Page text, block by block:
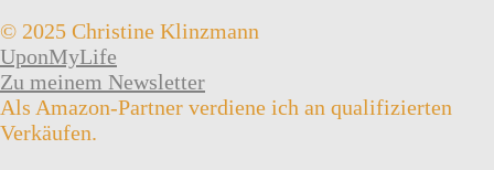
© 2025 Christine Klinzmann
UponMyLife
Zu meinem Newsletter
Als Amazon-Partner verdiene ich an qualifizierten
Verkäufen.